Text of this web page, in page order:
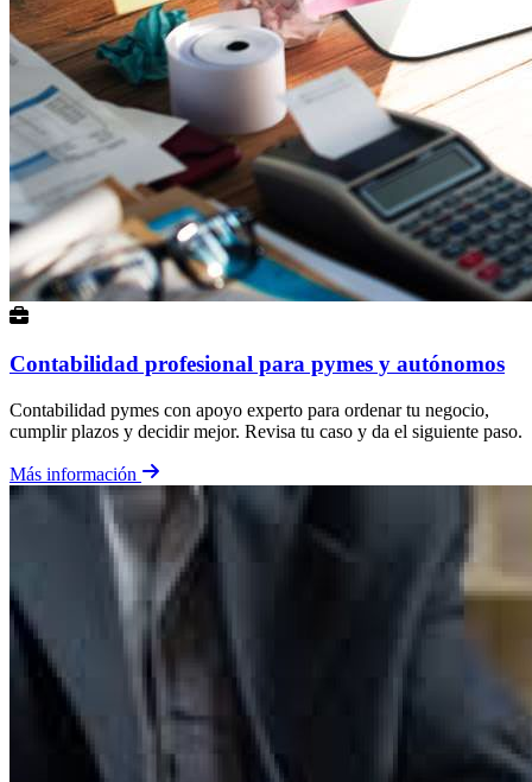
Contabilidad profesional para pymes y autónomos
Contabilidad pymes con apoyo experto para ordenar tu negocio,
cumplir plazos y decidir mejor. Revisa tu caso y da el siguiente paso.
Más información